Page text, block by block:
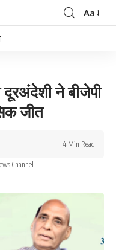
Aa
दूरअंदेशी ने बीजेपी
जीत
Channel
4 Min Read